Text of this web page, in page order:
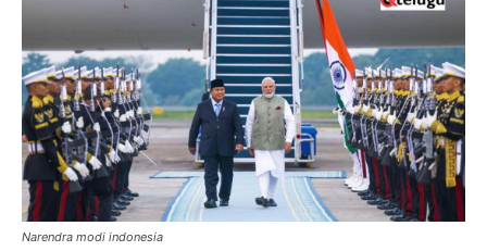
Narendra modi indonesia